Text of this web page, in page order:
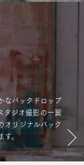
なバックドロップ
タジオ撮影の一翼
オリジナルバック
す。